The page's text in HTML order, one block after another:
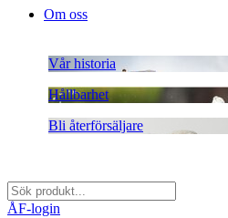
Om oss
Vår historia
Hållbarhet
Bli återförsäljare
ÅF-login